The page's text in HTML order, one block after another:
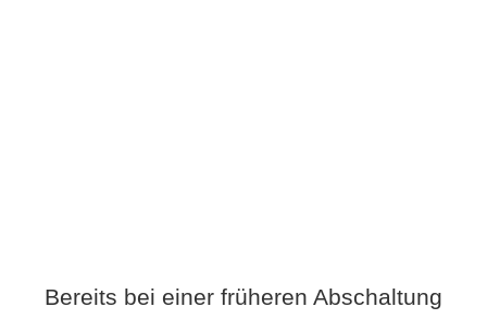
Bereits bei einer früheren Abschaltung